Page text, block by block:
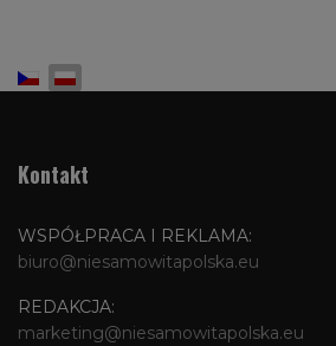
Wybierz swój język
Kontakt
WSPÓŁPRACA I REKLAMA:
biuro@niesamowitapolska.eu
REDAKCJA:
marketing@niesamowitapolska.eu